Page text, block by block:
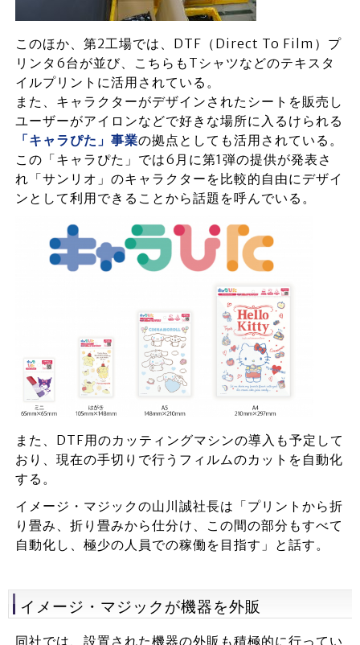
このほか、第2工場では、DTF（Direct To Film）プ
リンタ6台が並び、こちらもTシャツなどのテキスタ
イルプリントに活用されている。
また、キャラクターがデザインされたシートを販売し
ユーザーがアイロンなどで好きな場所に入るけられる
「キャラぴた」事業の拠点としても活用されている。
この「キャラぴた」では6月に第1弾の提供が発表さ
れ「サンリオ」のキャラクターを比較的自由にデザイ
ンとして利用できることから話題を呼んでいる。
また、DTF用のカッティングマシンの導入も予定して
おり、現在の手切りで行うフィルムのカットを自動化
する。
イメージ・マジックの山川誠社長は「プリントから折
り畳み、折り畳みから仕分け、この間の部分もすべて
自動化し、極少の人員での稼働を目指す」と話す。
イメージ・マジックが機器を外販
同社では、設置された機器の外販も積極的に行ってい